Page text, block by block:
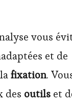
vous
et de
fixation.
des outils et